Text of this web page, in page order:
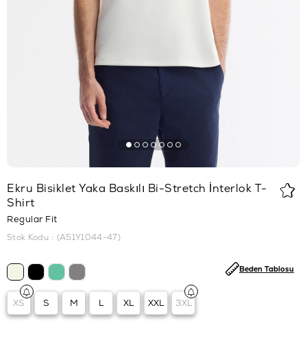
Ekru Bisiklet Yaka Baskılı Bi-Stretch İnterlok T-
Shirt
Regular Fit
Stok Kodu (A51Y1044-47)
XS S M L XL XXL 3XL
Beden Tablosu